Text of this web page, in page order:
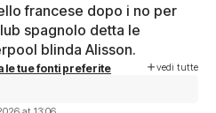
francese dopo i no per
spagnolo detta le
blinda Alisson.
le tue fonti preferite vedi tutte